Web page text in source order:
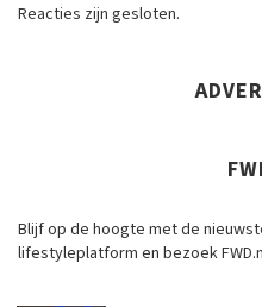
Reacties zijn gesloten.
Blijf op de hoogte met de
lifestyleplatform en bezoek